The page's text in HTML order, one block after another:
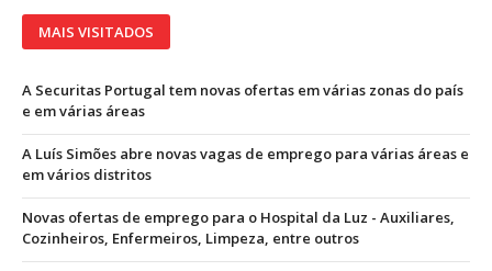
MAIS VISITADOS
A Securitas Portugal tem novas ofertas em várias zonas do país
e em várias áreas
A Luís Simões abre novas vagas de emprego para várias áreas e
em vários distritos
Novas ofertas de emprego para o Hospital da Luz - Auxiliares,
Cozinheiros, Enfermeiros, Limpeza, entre outros